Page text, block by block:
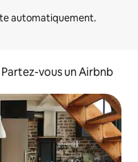
Partez-vous un Airbnb